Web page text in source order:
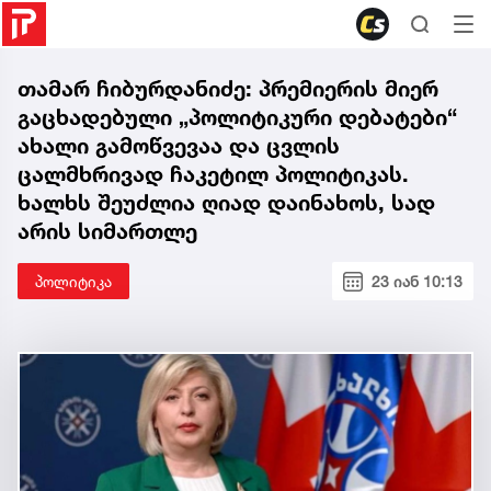
თამარ ჩიბურდანიძე: პრემიერის მიერ
გაცხადებული „პოლიტიკური დებატები“
ახალი გამოწვევაა და ცვლის
ცალმხრივად ჩაკეტილ პოლიტიკას.
ხალხს შეუძლია ღიად დაინახოს, სად
არის სიმართლე
პოლიტიკა 23 იან 10:13